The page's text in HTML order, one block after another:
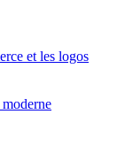
et les logos